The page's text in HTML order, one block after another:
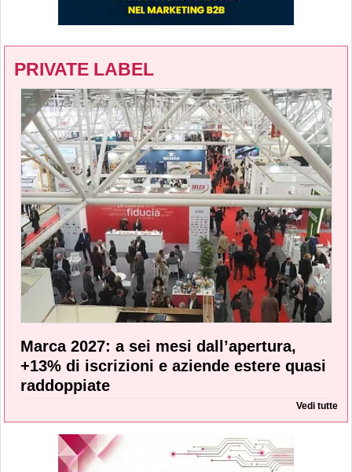
PRIVATE LABEL
Marca 2027: a sei mesi dall’apertura,
+13% di iscrizioni e aziende estere quasi
raddoppiate
Vedi tutte